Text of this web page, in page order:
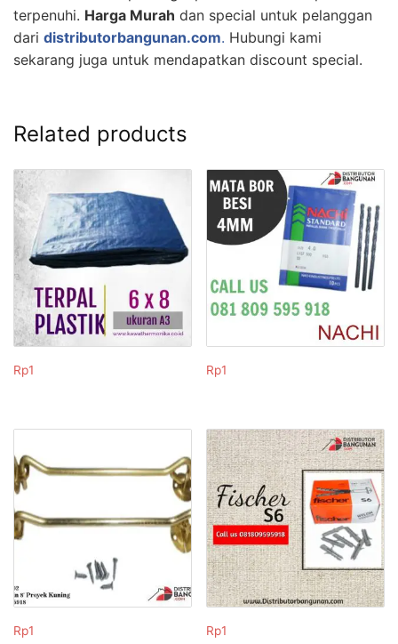
terpenuhi. Harga Murah dan special untuk pelanggan
dari distributorbangunan.com. Hubungi kami
sekarang juga untuk mendapatkan discount special.
Related products
Rp1 Rp1
Rp1 Rp1